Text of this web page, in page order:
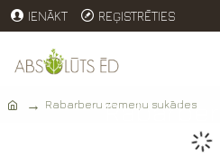
IENĀKT REĢISTRĒTIES
Rabarberu zemeņu sukādes
Rabarberu
zemeņu